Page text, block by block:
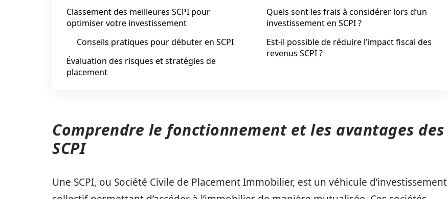
Classement des meilleures SCPI pour
optimiser votre investissement
Conseils pratiques pour débuter en SCPI
Évaluation des risques et stratégies de
placement
Quels sont les frais à considérer lors d’un
investissement en SCPI ?
Est-il possible de réduire l’impact fiscal des
revenus SCPI ?
Comprendre le fonctionnement et les avantages des
SCPI
Une SCPI, ou Société Civile de Placement Immobilier, est un véhicule d’investissement